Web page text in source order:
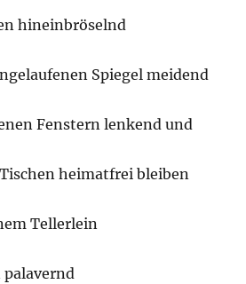
hineinbröselnd
Spiegel meidend
Fenstern lenkend und
heimatfrei bleiben
Tellerlein